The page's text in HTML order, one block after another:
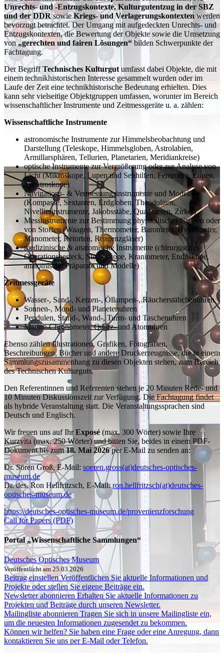
Unrechts- und -Entzugskontexte, Kulturgutentzug in der SBZ
und der DDR sowieKriegs- und Verlagerungskontexten werden
bevorzugt betrachtet. Der Umgang mit aufgedeckten Unrechts- und
Entzugskontexten, die Bewertung der Objekte sowie die Umsetzung
von„gerechten und fairen Lösungen“ bilden Schwerpunkte der
Fachtagung.
Der BegriffTechnisches Kulturgut umfasst dabei Objekte, die mit
einem technikhistorischen Interesse gesammelt wurden oder im
Laufe der Zeit eine technikhistorische Bedeutung erhielten. Dies
kann sehr vielseitige Objektgruppen umfassen, worunter im Bereich
wissenschaftlicher Instrumente und Zeitmessgeräte u. a. zählen:
Wissenschaftliche Instrumente
astronomische Instrumente zur Himmelsbeobachtung und
Darstellung (Teleskope, Himmelsgloben, Astrolabien,
Armillarsphären, Tellurien, Planetarien, Meridiankreise)
optische Instrumente zur Vergrößerung oder zur Analyse von
Licht (Mikroskope, Lupen und Sehhilfen, Fernrohre, Lupen,
Spektroskope)
Navigations- & Vermessungsinstrumente und Modelle
(Kompasse, Sextanten, Erdgloben, Theodoliten,
Nivellierinstrumente, Jakobsstäbe, Quadranten, Zirkel)
Messinstrumente zur Bestimmung physikalischer Größen oder
von Stoffen (Waagen, Thermometer, Barometer, Hygrometer,
Manometer, Retorten, Reagenzgläser)
medizinische & anatomische Instrumente (chirurgisches
Operationsbesteck, Stethoskope, Kraniometer, Endoskope,
anatomische Präparate und Modelle)
Zeitmessgeräte
Wasser-, Sand-, Kerzen-, Öllampen-, Räucherstäbchenuhren
Sonnen-, Mond- und Planetenuhren
Pendulen, Stand-, Wand-, Turm- und Taschenuhren
Marine-Chronometer, Quarz- und Atomuhren
Ebenso zählen Illustrationen, Grafiken, Fotografien,
Beschreibungen, Bücher und andere Druckerzeugnisse, die in einem
Sammlungszusammenhang zu diesen Objekten stehen, zum Bereich
des Technischen Kulturguts.
Den Referentinnen und Referenten stehen je 20 Minuten Rede- und
10 Minuten Diskussionszeit zur Verfügung. Die Fachtagung findet
als hybride Veranstaltung statt. Die Veranstaltungssprachen sind
Deutsch und Englisch.
Wir freuen uns auf IhrExposé (max. 300 Wörter) sowie Ihre
Kurzvita (max. 250 Wörter) und bitten Sie, beides in einem PDF-
Dokument bis zum18. Mai 2026per E-Mail zu senden an:
Dr. Sören Groß, E-Mail: soeren.gross(at)deutsches-optisches-
museum.de
Dr. des. Ron Hellfritzsch, E-Mail:ron.hellfritzsch(at)deutsches-
optisches-museum.de
https://deutsches-optisches-museum.de/provenienzforschung
Call for Papers (PDF)
Portal „Wissenschaftliche Sammlungen“
Deutsches Optisches Museum
Veröffentlicht am 25.03.2026
Beitrag einstellen Veröffentlichen Sie aktuelle Informationen und
Projekte oder stellen Sie eigene Beiträge ein.
Newsletter abonnieren Erhalten Sie aktuelle Informationen zu
Projekten und Beiträge durch unseren Newsletter.
Mailingliste abonnieren Tragen Sie sich in unsere Mailingliste ein,
um die neuesten Informationen zugesendet zu bekommen.
Können wir helfen? Sie haben eine Frage oder eine Anregung, dann
kontaktieren Sie uns per E-Mail oder Telefon.